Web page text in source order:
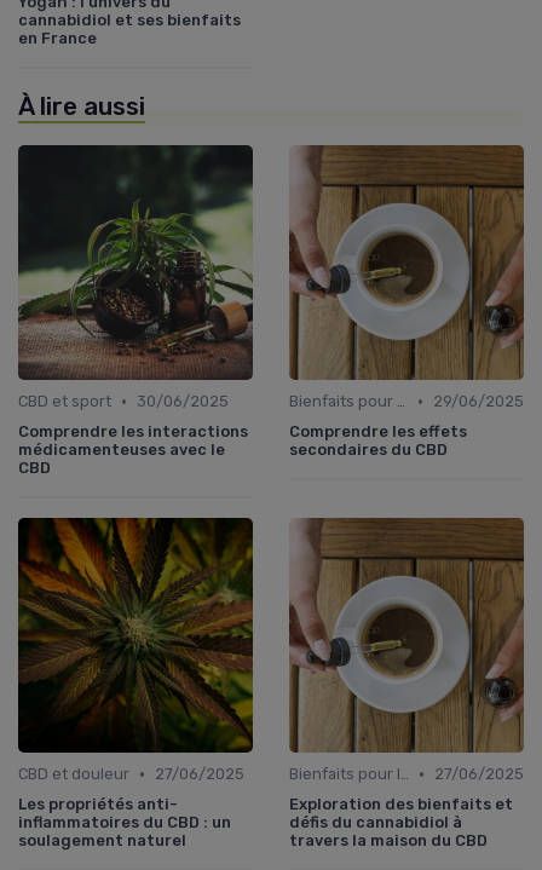
cannabidiol et ses bienfaits
en France
À lire aussi
CBD et sport •
30/06/2025
Comprendre les interactions
médicamenteuses avec le
CBD
Bienfaits pour la santé •
29/06/2025
Comprendre les effets
secondaires du CBD
CBD et douleur •
27/06/2025
Les propriétés anti-
inflammatoires du CBD : un
soulagement naturel
Bienfaits pour la santé •
27/06/2025
Exploration des bienfaits et
défis du cannabidiol à
travers la maison du CBD